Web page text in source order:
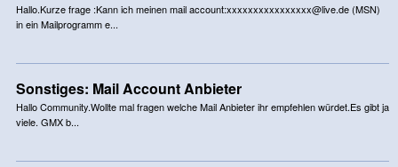
Hallo.Kurze frage :Kann ich meinen mail account:xxxxxxxxxxxxxxxx@live.de(MSN)
in ein Mailprogramm e...
Sonstiges: Mail Account Anbieter
Hallo Community.Wollte mal fragen welche Mail Anbieter ihr empfehlen würdet.Es gibt ja
viele. GMX b...